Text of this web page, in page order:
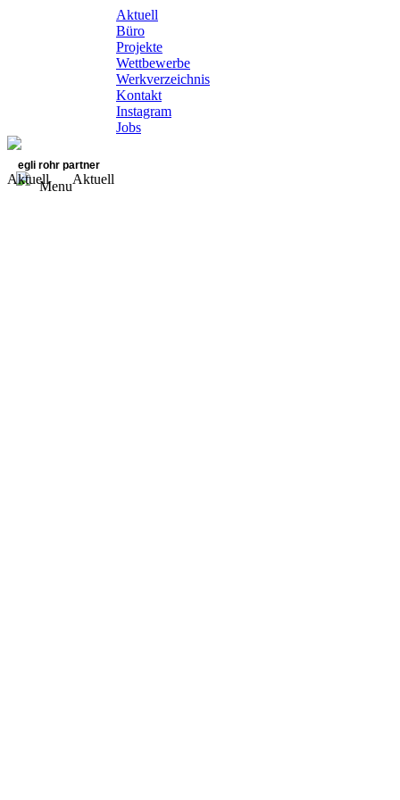
Aktuell
Büro
Projekte
Wettbewerbe
Werkverzeichnis
Kontakt
Instagram
Jobs
egli rohr partner
Menu
Aktuell Aktuell